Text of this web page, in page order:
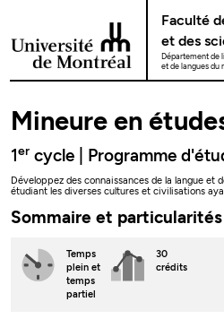
Faculté
et des
Département de
et de langues du
Mineure en
1er cycle | Programme
Développez des connaissances de la langue et
étudiant les diverses cultures et civilisations
Sommaire et particularités
Temps
plein et
temps
partiel
30
crédits